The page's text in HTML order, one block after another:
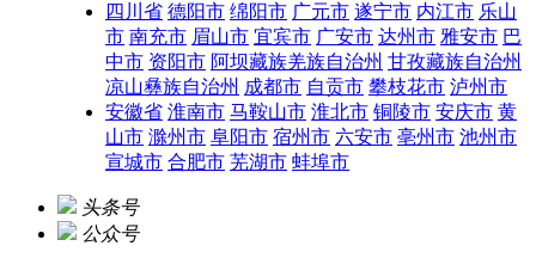
四川省 德阳市 绵阳市 广元市 遂宁市 内江市 乐山
市 南充市 眉山市 宜宾市 广安市 达州市 雅安市 巴
中市 资阳市 阿坝藏族羌族自治州 甘孜藏族自治州
凉山彝族自治州 成都市 自贡市 攀枝花市 泸州市
安徽省 淮南市 马鞍山市 淮北市 铜陵市 安庆市 黄
山市 滁州市 阜阳市 宿州市 六安市 亳州市 池州市
宣城市 合肥市 芜湖市 蚌埠市
头条号
公众号